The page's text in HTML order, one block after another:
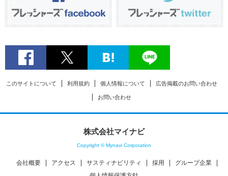
このサイトについて 利用規約 個人情報について 広告掲載のお問い合わせ
お問い合わせ
株式会社マイナビ
Copyright © Mynavi Corporation
会社概要 アクセス サスティナビリティ 採用
グループ企業